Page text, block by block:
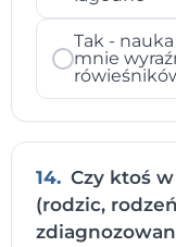
Tak -
mnie
14. Czy ktoś
(rodzic,